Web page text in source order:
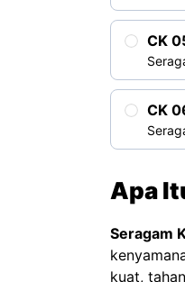
CK
CK
Apa
Seragam
kuat,